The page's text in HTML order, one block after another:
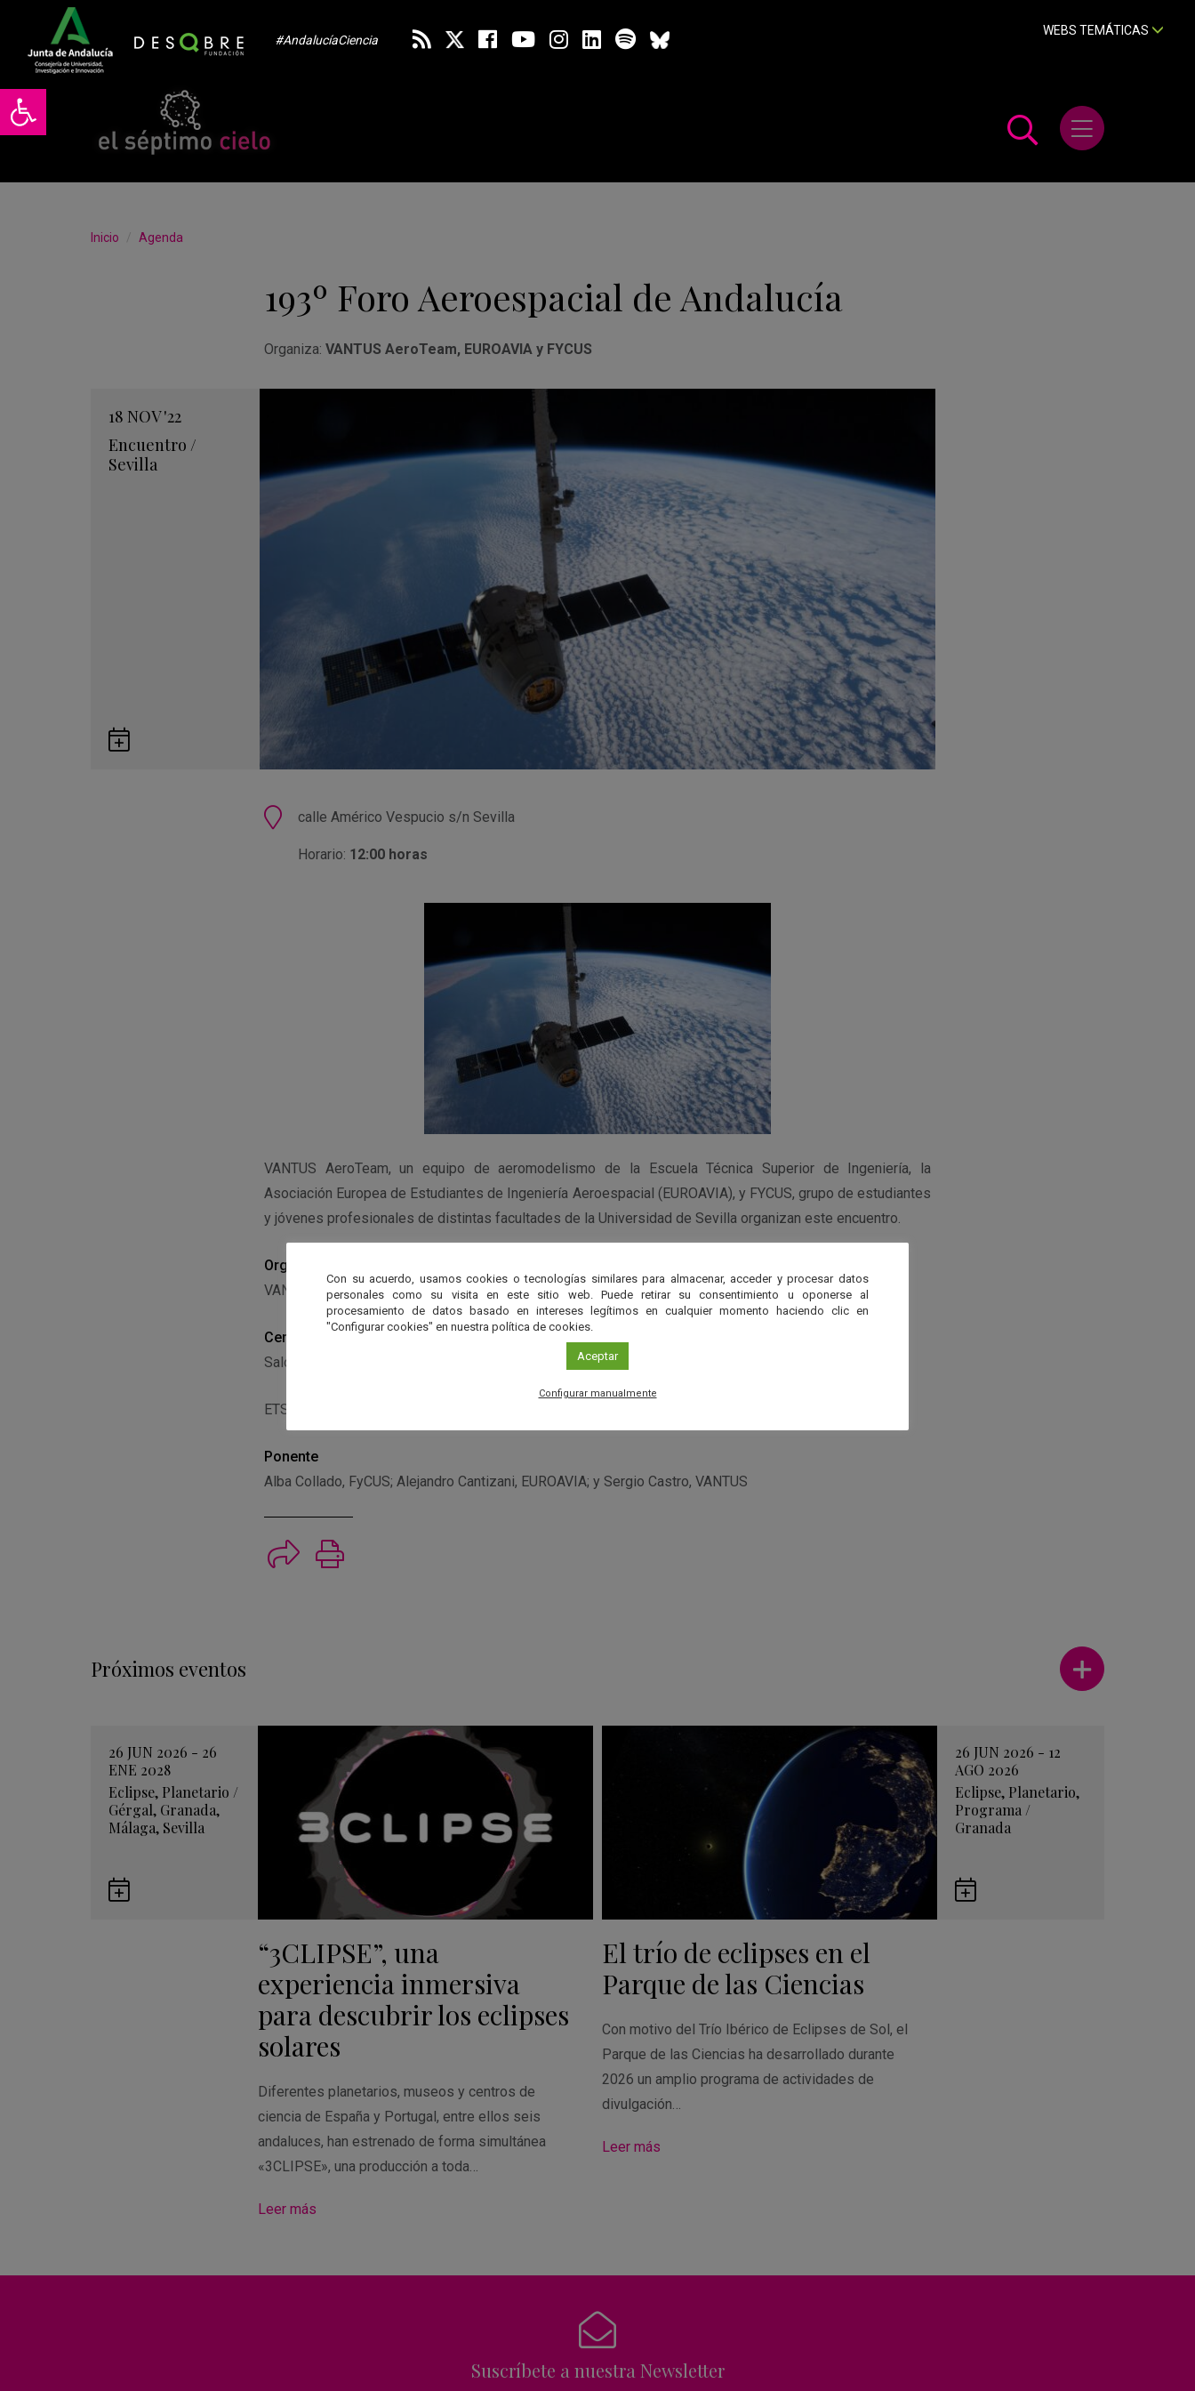
Abrir barra de herramientas
#AndalucíaCiencia
WEBS TEMÁTICAS
Abrir menú
Inicio Agenda
193º Foro Aeroespacial de Andalucía
Organiza: VANTUS AeroTeam, EUROAVIA y FYCUS
18 NOV'22
Encuentro /
Sevilla
Guardar
en
Ubicación
calle Américo Vespucio s/n Sevilla
Horario: 12:00 horas
VANTUS AeroTeam, un equipo de aeromodelismo de la Escuela Técnica Superior de Ingeniería, la
Asociación Europea de Estudiantes de Ingeniería Aeroespacial (EUROAVIA), y FYCUS, grupo de estudiantes
y jóvenes profesionales de distintas facultades de la Universidad de Sevilla organizan este encuentro.
Organiza
VANTUS AeroTeam, EUROAVIA y FYCUS
Centro
Salón de Grados
ETSI de Sevilla
Ponente
Alba Collado, FyCUS; Alejandro Cantizani, EUROAVIA; y Sergio Castro, VANTUS
Próximos eventos
Ver más
26 JUN 2026 - 26
ENE 2028
Eclipse, Planetario /
Gérgal, Granada,
Málaga, Sevilla
“3CLIPSE”, una
experiencia inmersiva
para descubrir los eclipses
solares
Diferentes planetarios, museos y centros de
ciencia de España y Portugal, entre ellos seis
andaluces, han estrenado de forma simultánea
«3CLIPSE», una producción a toda…
Leer más
26 JUN 2026 - 12
AGO 2026
Eclipse, Planetario,
Programa /
Granada
El trío de eclipses en el
Parque de las Ciencias
Con motivo del Trío Ibérico de Eclipses de Sol, el
Parque de las Ciencias ha desarrollado durante
2026 un amplio programa de actividades de
divulgación…
Leer más
Suscríbete a nuestra Newsletter
Con su acuerdo, usamos cookies o tecnologías similares para almacenar, acceder y procesar datos
personales como su visita en este sitio web. Puede retirar su consentimiento u oponerse al
procesamiento de datos basado en intereses legítimos en cualquier momento haciendo clic en
"Configurar cookies" en nuestra política de cookies.
Aceptar
Configurar manualmente